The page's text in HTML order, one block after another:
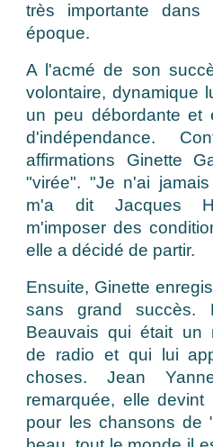
très importante dans
époque.
A l'acmé de son
volontaire, dynamique
un peu débordante et
d'indépendance.
affirmations Ginette
"virée". "Je n'ai
m'a dit Jacques
m'imposer des
elle a décidé de partir.
Ensuite, Ginette
sans grand succès.
Beauvais qui était un
de radio et qui lui
choses. Jean
remarquée, elle devint
pour les chansons de